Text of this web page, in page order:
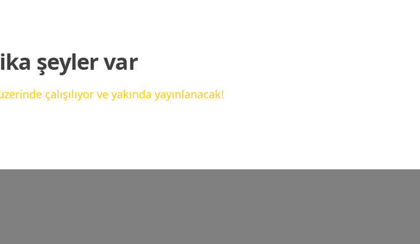
şeyler var
çalışılıyor ve yakında yayınlanacak!